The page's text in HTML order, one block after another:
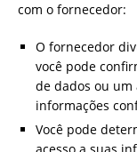
com o fornecedor:
O fornecedor
você pode
de dados ou
informações
Você pode